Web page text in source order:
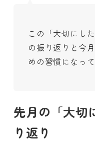
この「大切にし
の振り返りと今
めの習慣になって
先月の「大切
り返り